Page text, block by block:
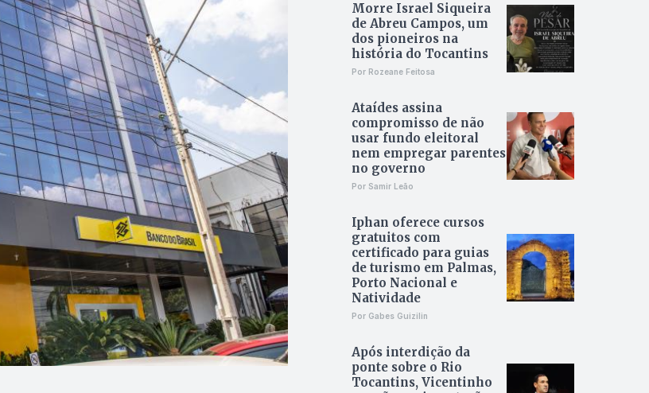
Morre Israel Siqueira
de Abreu Campos, um
dos pioneiros na
história do Tocantins
Por Rozeane Feitosa
Ataídes assina
compromisso de não
usar fundo eleitoral
nem empregar parentes
no governo
Por Samir Leão
Iphan oferece cursos
gratuitos com
certificado para guias
de turismo em Palmas,
Porto Nacional e
Natividade
Por Gabes Guizilin
Após interdição da
ponte sobre o Rio
Tocantins, Vicentinho